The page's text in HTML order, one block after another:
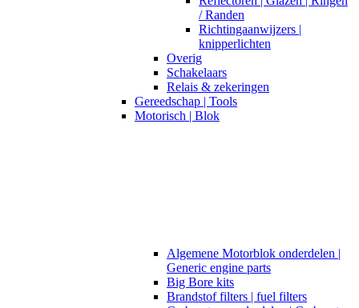
/ Randen
Richtingaanwijzers |
knipperlichten
Overig
Schakelaars
Relais & zekeringen
Gereedschap | Tools
Motorisch | Blok
Algemene Motorblok onderdelen |
Generic engine parts
Big Bore kits
Brandstof filters | fuel filters